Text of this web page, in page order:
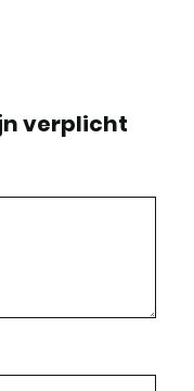
verplicht